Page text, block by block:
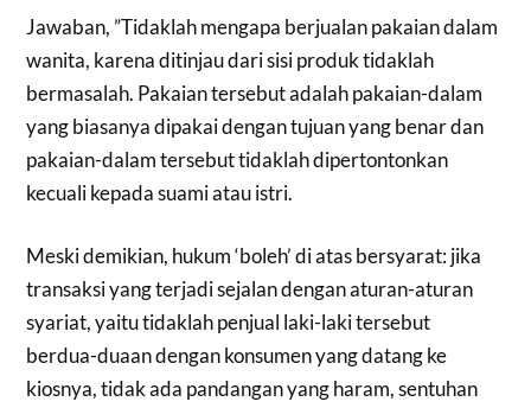
Jawaban, ”Tidaklah mengapa berjualan pakaian dalam
wanita, karena ditinjau dari sisi produk tidaklah
bermasalah. Pakaian tersebut adalah pakaian-dalam
yang biasanya dipakai dengan tujuan yang benar dan
pakaian-dalam tersebut tidaklah dipertontonkan
kecuali kepada suami atau istri.
Meski demikian, hukum ‘boleh’ di atas bersyarat: jika
transaksi yang terjadi sejalan dengan aturan-aturan
syariat, yaitu tidaklah penjual laki-laki tersebut
berdua-duaan dengan konsumen yang datang ke
kiosnya, tidak ada pandangan yang haram, sentuhan